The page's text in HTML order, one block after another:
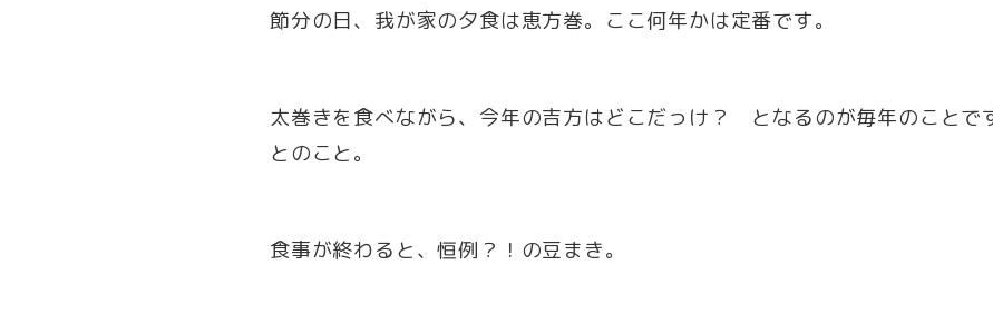
節分の日、我が家の夕食は恵方巻。ここ何年かは定番です。
太巻きを食べながら、今年の吉方はどこだっけ？ となるのが毎年のことで
とのこと。
食事が終わると、恒例？！の豆まき。